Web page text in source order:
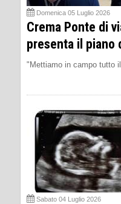
Domenica 05 Luglio 2026
Crema Ponte di
presenta il piano
"Mettiamo in campo tutto
Sabato 04 Luglio 2026